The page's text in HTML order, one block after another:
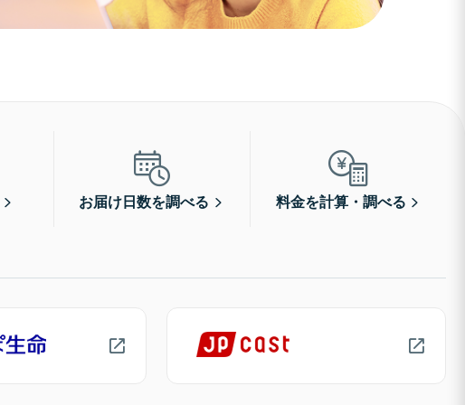
お届け日数を調べる 料金を計算・調べる